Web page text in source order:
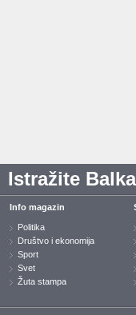
Istražite
Info magazin
Politika
Društvo i ekonomija
Sport
Svet
Žuta stampa